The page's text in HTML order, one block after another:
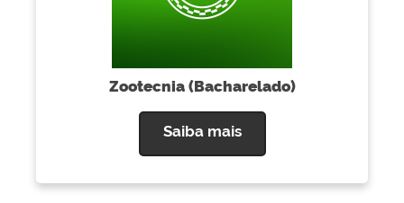
Zootecnia (Bacharelado)
Saiba mais